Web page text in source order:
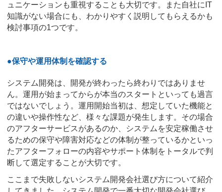
ュニケーションも重視することも大切です。また自社にIT
知識がない場合にも、わかりやすく説明してもらえるかも
検討事項の1つです。
●保守や運用体制を確認する
システム開発は、開発が終わったら終わりではありませ
ん。運用が始まってからが本当のスタートといっても過言
ではないでしょう。運用開始当初は、想定していた機能と
の違いや操作性など、様々な課題が発生します。その場合
のアフターサービスがあるのか、システムを安定稼働させ
るための保守や障害対応などの体制が整っているかといっ
たアフターフォローの内容やサポート体制をトータルで判
断して選定することが大切です。
ここまで失敗しないシステム開発会社選び方について紹介